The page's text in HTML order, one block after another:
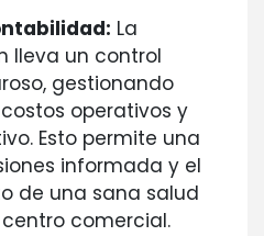
La
lleva un control
gestionando
operativos y
Esto permite una
informada y el
de una sana salud
comercial.